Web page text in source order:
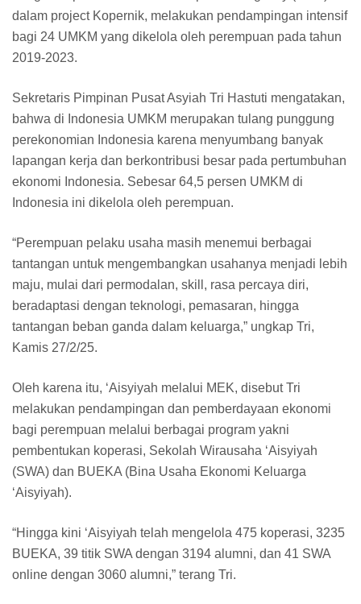
dalam project Kopernik, melakukan pendampingan intensif
bagi 24 UMKM yang dikelola oleh perempuan pada tahun
2019-2023.
Sekretaris Pimpinan Pusat Asyiah Tri Hastuti mengatakan,
bahwa di Indonesia UMKM merupakan tulang punggung
perekonomian Indonesia karena menyumbang banyak
lapangan kerja dan berkontribusi besar pada pertumbuhan
ekonomi Indonesia. Sebesar 64,5 persen UMKM di
Indonesia ini dikelola oleh perempuan.
“Perempuan pelaku usaha masih menemui berbagai
tantangan untuk mengembangkan usahanya menjadi lebih
maju, mulai dari permodalan, skill, rasa percaya diri,
beradaptasi dengan teknologi, pemasaran, hingga
tantangan beban ganda dalam keluarga,” ungkap Tri,
Kamis 27/2/25.
Oleh karena itu, ‘Aisyiyah melalui MEK, disebut Tri
melakukan pendampingan dan pemberdayaan ekonomi
bagi perempuan melalui berbagai program yakni
pembentukan koperasi, Sekolah Wirausaha ‘Aisyiyah
(SWA) dan BUEKA (Bina Usaha Ekonomi Keluarga
‘Aisyiyah).
“Hingga kini ‘Aisyiyah telah mengelola 475 koperasi, 3235
BUEKA, 39 titik SWA dengan 3194 alumni, dan 41 SWA
online dengan 3060 alumni,” terang Tri.